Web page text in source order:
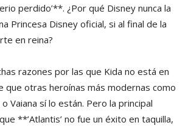
perdido’**. ¿Por qué Disney nunca la
Princesa Disney oficial, si al final de la
en reina?
razones por las que Kida no está en
que otras heroínas más modernas como
Vaiana sí lo están. Pero la principal
**’Atlantis’ no fue un éxito en taquilla,